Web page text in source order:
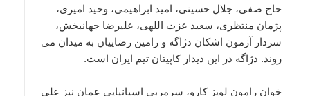
حاج صفی، جلال حسینی، امید ابراهیمی، وحید امیری،
پژمان منتظری، سعید عزت اللهی، علیرضا جهانبخش،
سردار آزمون اشکان دژاگه و رامین رضاییان به میدان می
روند. دژاگه در این دیدار کاپیتان تیم ایران است.
خوان رامون لوپز کارو، سرمربی اسپانیایی عمان نیز علی